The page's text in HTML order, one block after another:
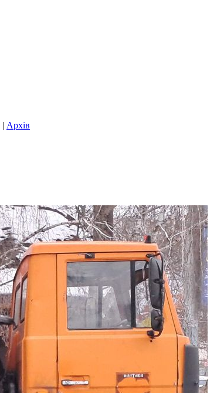
| Архів